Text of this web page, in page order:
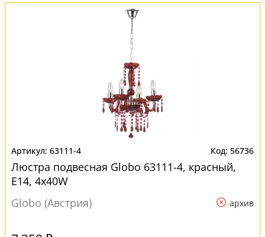
63111-4 56736
Люстра подвесная Globo 63111-4, красный,
E14, 4x40W
Globo (Австрия)
архив